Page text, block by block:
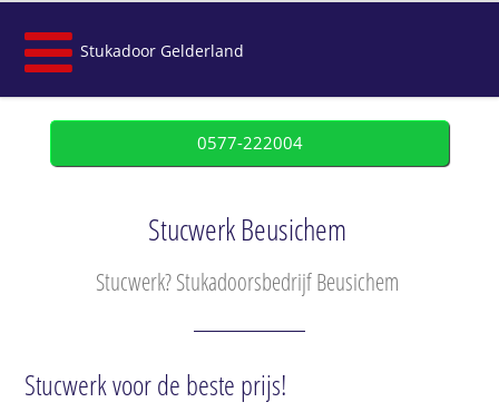
Stukadoor Gelderland
0577-222004
Stucwerk Beusichem
Stucwerk? Stukadoorsbedrijf Beusichem
Stucwerk voor de beste prijs!